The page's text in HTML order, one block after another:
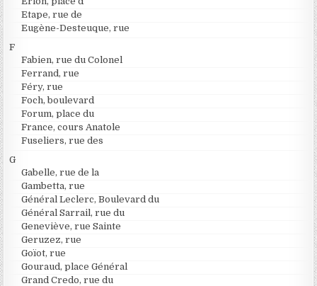
Etape, rue de
Eugène-Desteuque, rue
F
Fabien, rue du Colonel
Ferrand, rue
Féry, rue
Foch, boulevard
Forum, place du
France, cours Anatole
Fuseliers, rue des
G
Gabelle, rue de la
Gambetta, rue
Général Leclerc, Boulevard du
Général Sarrail, rue du
Geneviève, rue Sainte
Geruzez, rue
Goïot, rue
Gouraud, place Général
Grand Credo, rue du